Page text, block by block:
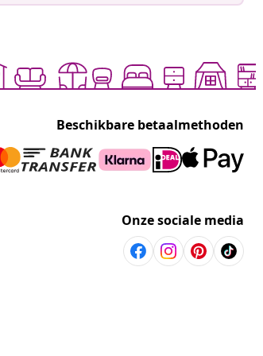
Beschikbare betaalmethoden
Onze sociale media